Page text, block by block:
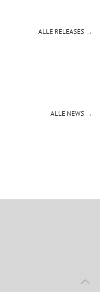
ALLE RELEASES →
ALLE NEWS →